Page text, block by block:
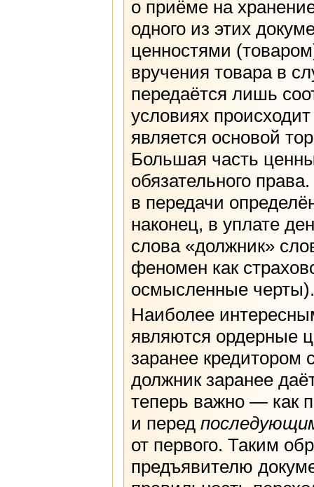
о приёме на
одного из этих
ценностями
вручения товара в
передаётся лишь
условиях
является основой
Большая часть
обязательного
в передачи
наконец, в уплате
слова «должник»
феномен как
осмысленные черты).
Наиболее
являются ордерные
заранее кредитором
должник заранее
теперь важно — как
и перед
от первого. Таким
предъявителю